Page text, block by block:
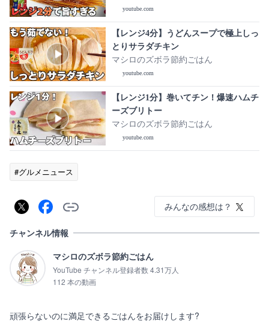
youtube.com
【レンジ4分】うどんスープで極上しっ
とりサラダチキン
マシロのズボラ節約ごはん
youtube.com
【レンジ1分】巻いてチン！爆速ハムチ
ーズブリトー
マシロのズボラ節約ごはん
youtube.com
#グルメニュース
みんなの感想は？
チャンネル情報
マシロのズボラ節約ごはん
YouTube チャンネル登録者数 4.31万人
112 本の動画